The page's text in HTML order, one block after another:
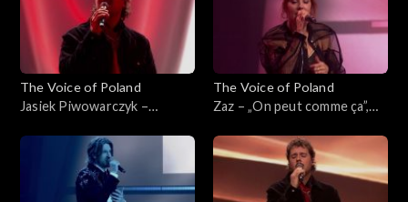
The Voice of Poland
Jasiek Piwowarczyk –
Poland”, Finał, 29 listopada
The Voice of Poland
Zaz – „On peut comme ça”,
29 listopada 2025